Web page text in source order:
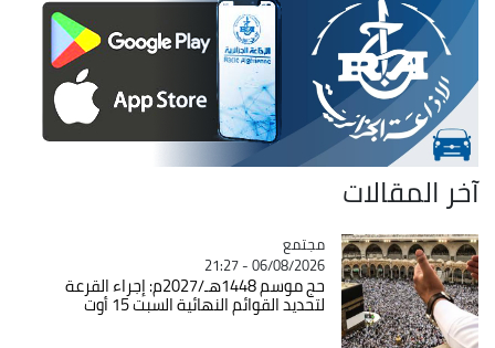
آخر المقالات
Catégorie
مجتمع
06/08/2026 - 21:27
حج موسم 1448هـ/2027م: إجراء القرعة
لتحديد القوائم النهائية السبت 15 أوت